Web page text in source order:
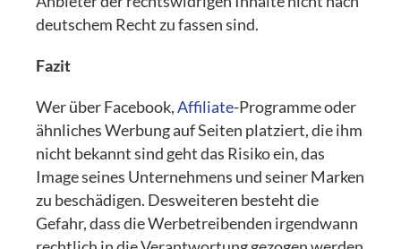
deutschem Recht zu fassen sind.
Fazit
Wer über Facebook,Affiliate-Programme oder
ähnliches Werbung auf Seiten platziert, die ihm
nicht bekannt sind geht das Risiko ein, das
Image seines Unternehmens und seiner Marken
zu beschädigen. Desweiteren besteht die
Gefahr, dass die Werbetreibenden irgendwann